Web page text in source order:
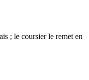
; le coursier le remet en